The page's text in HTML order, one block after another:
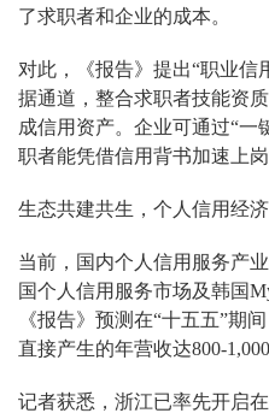
了求职者和企业的成本。
对此，《报告》提出“职业信
据通道，整合求职者技能资
成信用资产。企业可通过“一
职者能凭借信用背书加速上岗
生态共建共生，个人信用经
当前，国内个人信用服务产
国个人信用服务市场及韩国
《报告》预测在“十五五”期
直接产生的年营收达800-1,000
记者获悉，浙江已率先开启